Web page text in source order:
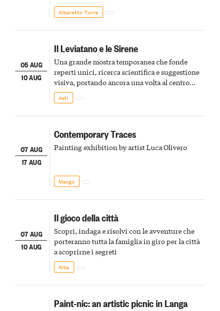
Albaretto Torre
05 AUG
10 AUG
Il Leviatano e le Sirene
Una grande mostra temporanea che fonde
reperti unici, ricerca scientifica e suggestione
visiva, portando ancora una volta al centro
della scena le meraviglie del passato astigiano
Asti
07 AUG
17 AUG
Contemporary Traces
Painting exhibition by artist Luca Olivero
Mango
07 AUG
10 AUG
Il gioco della città
Scopri, indaga e risolvi con le avventure che
porteranno tutta la famiglia in giro per la città
a scoprirne i segreti
Alba
Paint-nic: an artistic picnic in Langa